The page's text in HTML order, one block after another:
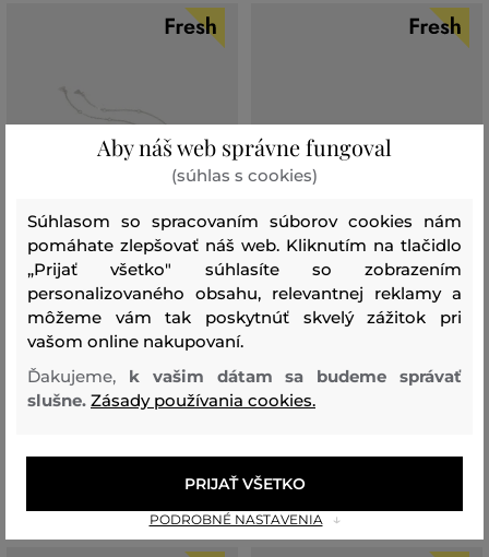
NÁHRDELNÍK ALDO ELISSAH
Dostupné veľkosti:
PRSTEŇ ALDO LOTHAUSWEN2.0
Dostupné veľkosti:
Aby náš web správne fungoval
(súhlas s cookies)
Súhlasom so spracovaním súborov cookies nám
pomáhate zlepšovať náš web. Kliknutím na tlačidlo
„Prijať všetko" súhlasíte so zobrazením
personalizovaného obsahu, relevantnej reklamy a
môžeme vám tak poskytnúť skvelý zážitok pri
vašom online nakupovaní.
Ďakujeme, k vašim dátam sa budeme správať
slušne. Zásady používania cookies.
PODROBNÉ NASTAVENIA
PRIJAŤ VŠETKO